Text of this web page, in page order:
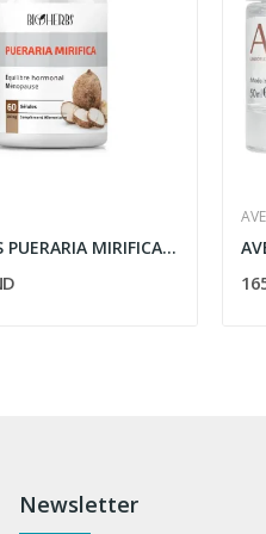
BIOHERBS PUERARIA MIRIFICA 60 GELULES
Newsletter